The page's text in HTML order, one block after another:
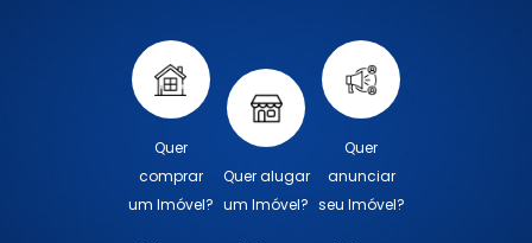
Quer
comprar
um Imóvel?
Quer alugar
um Imóvel?
Quer
anunciar
seu Imóvel?